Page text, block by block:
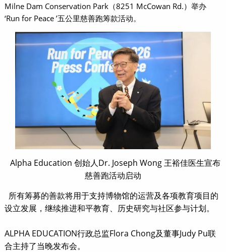
Milne Dam Conservation Park（8251 McCowan Rd.）举办
‘Run for Peace ’五公里慈善跑筹款活动。
Alpha Education 创始人Dr. Joseph Wong 王裕佳医生宣布
慈善跑活动启动
所有筹募的善款将用于支持博物馆的运营及各项教育项目的
设立发展，继续推进和平教育、历史研究与社区参与计划。
ALPHA EDUCATION行政总监Flora Chong及董事Judy Pu联
合主持了当晚发布会。